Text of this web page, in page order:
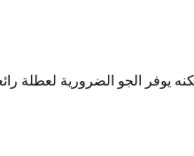
يوفر الجو الضرورية لعطلة